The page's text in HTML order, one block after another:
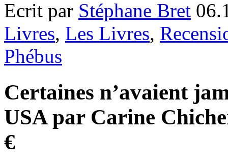
Ecrit par Stéphane Bret
Livres, Les Livres,
Phébus
Certaines n’avaient
USA par Carine
€